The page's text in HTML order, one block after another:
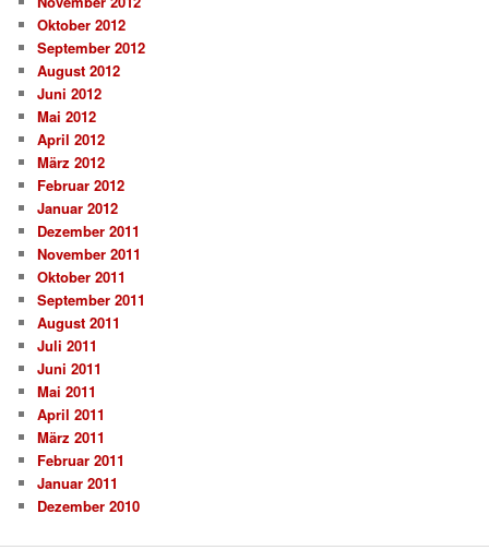
Oktober 2012
September 2012
August 2012
Juni 2012
Mai 2012
April 2012
März 2012
Februar 2012
Januar 2012
Dezember 2011
November 2011
Oktober 2011
September 2011
August 2011
Juli 2011
Juni 2011
Mai 2011
April 2011
März 2011
Februar 2011
Januar 2011
Dezember 2010